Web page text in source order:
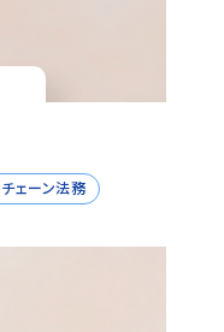
ェーン法務